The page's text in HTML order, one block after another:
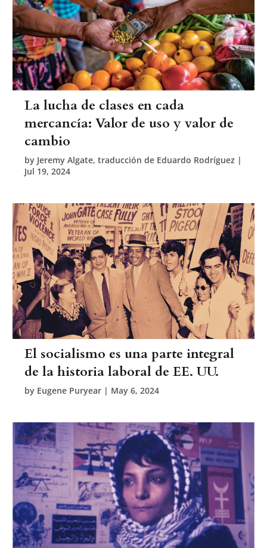
La lucha de clases en cada
mercancía: Valor de uso y valor de
cambio
by Jeremy Algate, traducción de Eduardo Rodríguez |
Jul 19, 2024
El socialismo es una parte integral
de la historia laboral de EE. UU.
by Eugene Puryear | May 6, 2024